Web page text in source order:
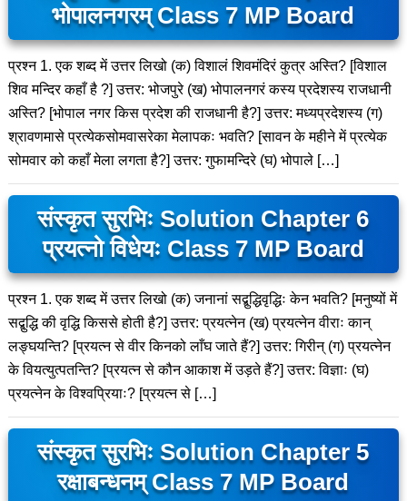
भोपालनगरम् Class 7 MP Board
प्रश्न 1. एक शब्द में उत्तर लिखो (क) विशालं शिवमंदिरं कुत्र अस्ति? [विशाल
शिव मन्दिर कहाँ है ?] उत्तर: भोजपुरे (ख) भोपालनगरं कस्य प्रदेशस्य राजधानी
अस्ति? [भोपाल नगर किस प्रदेश की राजधानी है?] उत्तर: मध्यप्रदेशस्य (ग)
श्रावणमासे प्रत्येकसोमवासरेका मेलापकः भवति? [सावन के महीने में प्रत्येक
सोमवार को कहाँ मेला लगता है?] उत्तर: गुफामन्दिरे (घ) भोपाले […]
संस्कृत सुरभिः Solution Chapter 6
प्रयत्नो विधेयः Class 7 MP Board
प्रश्न 1. एक शब्द में उत्तर लिखो (क) जनानां सद्बुद्धिवृद्धिः केन भवति? [मनुष्यों में
सद्बुद्धि की वृद्धि किससे होती है?] उत्तर: प्रयत्नेन (ख) प्रयत्नेन वीराः कान्
लङ्घयन्ति? [प्रयत्न से वीर किनको लाँघ जाते हैं?] उत्तर: गिरीन् (ग) प्रयत्नेन
के वियत्युत्पतन्ति? [प्रयत्न से कौन आकाश में उड़ते हैं?] उत्तर: विज्ञाः (घ)
प्रयत्नेन के विश्वप्रियाः? [प्रयत्न से […]
संस्कृत सुरभिः Solution Chapter 5
रक्षाबन्धनम् Class 7 MP Board